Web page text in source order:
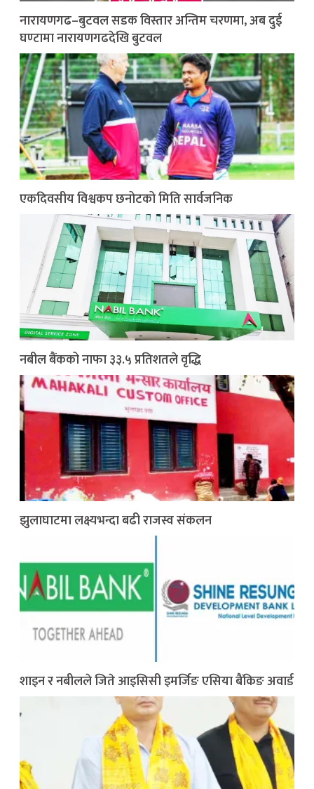
नारायणगढ–बुटवल सडक विस्तार अन्तिम चरणमा, अब दुई
घण्टामा नारायणगढदेखि बुटवल
एकदिवसीय विश्वकप छनोटको मिति सार्वजनिक
नबील बैंकको नाफा ३३.५ प्रतिशतले वृद्धि
झुलाघाटमा लक्ष्यभन्दा बढी राजस्व संकलन
शाइन र नबीलले जिते आइसिसी इमर्जिङ एसिया बैंकिङ अवार्ड